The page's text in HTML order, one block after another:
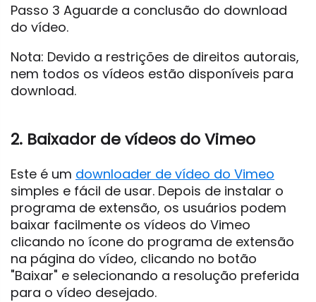
Passo 3 Aguarde a conclusão do download
do vídeo.
Nota: Devido a restrições de direitos autorais,
nem todos os vídeos estão disponíveis para
download.
2. Baixador de vídeos do Vimeo
Este é um downloader de vídeo do Vimeo
simples e fácil de usar. Depois de instalar o
programa de extensão, os usuários podem
baixar facilmente os vídeos do Vimeo
clicando no ícone do programa de extensão
na página do vídeo, clicando no botão
"Baixar" e selecionando a resolução preferida
para o vídeo desejado.